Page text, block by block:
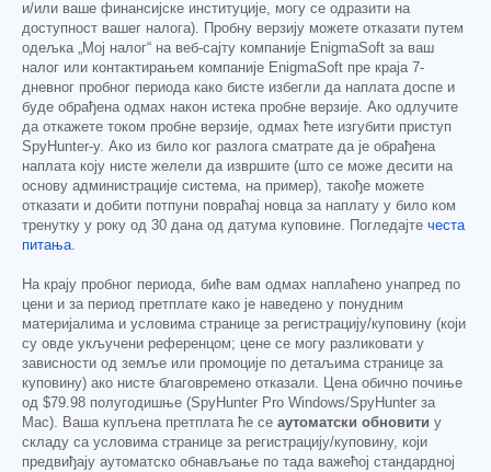
и/или ваше финансијске институције, могу се одразити на
доступност вашег налога). Пробну верзију можете отказати путем
одељка „Мој налог“ на веб-сајту компаније EnigmaSoft за ваш
налог или контактирањем компаније EnigmaSoft пре краја 7-
дневног пробног периода како бисте избегли да наплата доспе и
буде обрађена одмах након истека пробне верзије. Ако одлучите
да откажете током пробне верзије, одмах ћете изгубити приступ
SpyHunter-у. Ако из било ког разлога сматрате да је обрађена
наплата коју нисте желели да извршите (што се може десити на
основу администрације система, на пример), такође можете
отказати и добити потпуни повраћај новца за наплату у било ком
тренутку у року од 30 дана од датума куповине. Погледајте честа
питања.
На крају пробног периода, биће вам одмах наплаћено унапред по
цени и за период претплате како је наведено у понудним
материјалима и условима странице за регистрацију/куповину (који
су овде укључени референцом; цене се могу разликовати у
зависности од земље или промоције по детаљима странице за
куповину) ако нисте благовремено отказали. Цена обично почиње
од $79.98 полугодишње (SpyHunter Pro Windows/SpyHunter за
Mac). Ваша купљена претплата ће се аутоматски обновити у
складу са условима странице за регистрацију/куповину, који
предвиђају аутоматско обнављање по тада важећој стандардној